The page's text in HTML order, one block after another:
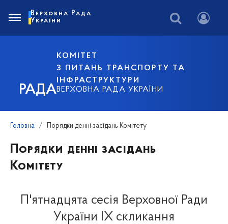
РАДА
КОМІТЕТ
З ПИТАНЬ ТРАНСПОРТУ ТА
ІНФРАСТРУКТУРИ
ВЕРХОВНА РАДА УКРАЇНИ
Верховна Рада
України
Головна Порядки денні засідань Комітету
Порядки денні засідань
Комітету
П'ятнадцята сесія Верховної Ради
України IX скликання